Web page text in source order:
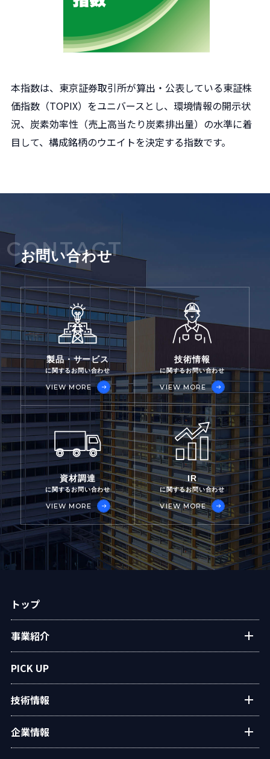
本指数は、東京証券取引所が算出・公表している東証株
価指数（TOPIX）をユニバースとし、環境情報の開示状
況、炭素効率性（売上高当たり炭素排出量）の水準に着
目して、構成銘柄のウエイトを決定する指数です。
CONTACT
お問い合わせ
製品・サービス
に関するお問い合わせ
VIEW MORE
技術情報
に関するお問い合わせ
VIEW MORE
資材調達
に関するお問い合わせ
VIEW MORE
IR
に関するお問い合わせ
VIEW MORE
トップ
事業紹介
アフターサービス
民生熱エネルギー
設備・システム
PICK UP
技術情報
タクマの技術紹介
タクマ技報
企業情報